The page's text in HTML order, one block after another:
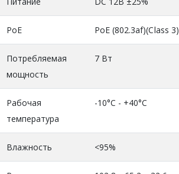
PoE PoE (802.3af)(Class 3)
Потребляемая
мощность
7 Вт
Рабочая
температура
-10°C - +40°C
Влажность <95%